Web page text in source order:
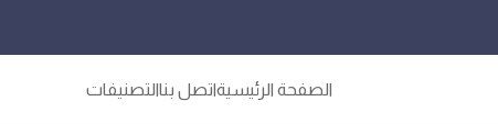
الصفحة الرئيسيةاتصل بناالتصنيفات